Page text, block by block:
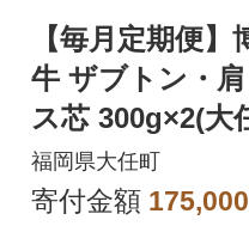
【毎月定期便】
牛 ザブトン・
ス芯 300g×2(大
6回
福岡県大任町
寄付金額 175,000